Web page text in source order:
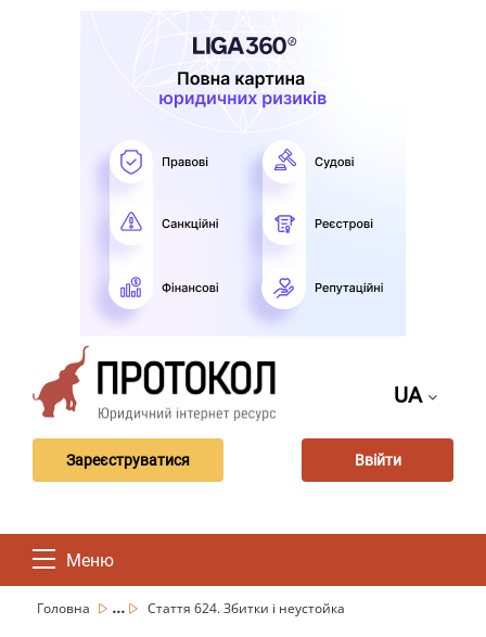
UA
Зареєструватися Ввійти
Меню
Головна ... Стаття 624. Збитки і неустойка